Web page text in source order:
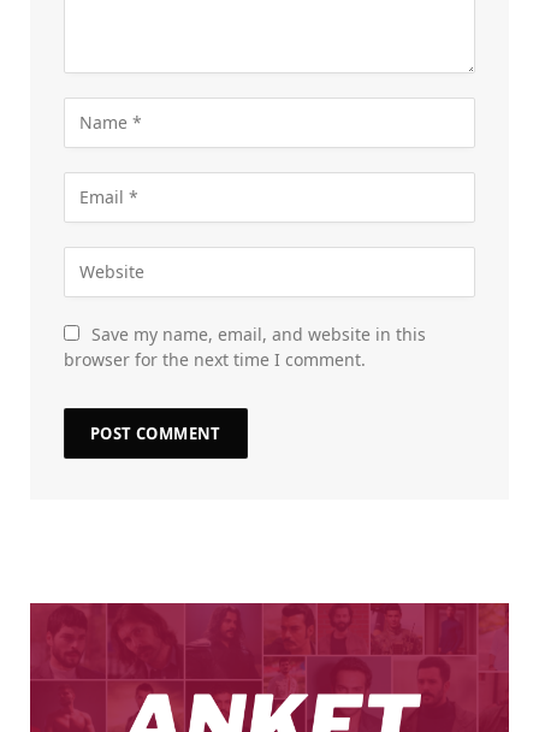
Save my name, email, and website in this
browser for the next time I comment.